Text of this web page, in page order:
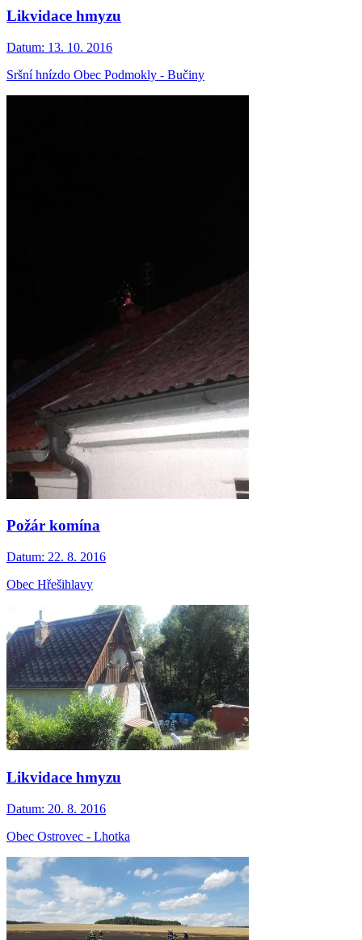
Likvidace hmyzu
Datum: 13. 10. 2016
Sršní hnízdo Obec Podmokly - Bučiny
Požár komína
Datum: 22. 8. 2016
Obec Hřešihlavy
Likvidace hmyzu
Datum: 20. 8. 2016
Obec Ostrovec - Lhotka